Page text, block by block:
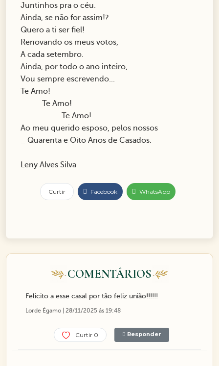
Juntinhos pra o céu.
Ainda, se não for assim!?
Quero a ti ser fiel!
Renovando os meus votos,
A cada setembro.
Ainda, por todo o ano inteiro,
Vou sempre escrevendo...
Te Amo!
Te Amo!
Te Amo!
Ao meu querido esposo, pelos nossos
_ Quarenta e Oito Anos de Casados.
Leny Alves Silva
Curtir Facebook WhatsApp
COMENTÁRIOS
Felicito a esse casal por tão feliz união!!!!!!
Lorde Égamo | 28/11/2025 ás 19:48
Curtir 0 Responder